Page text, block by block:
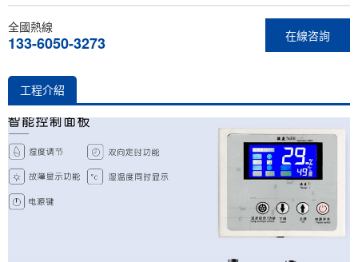
在線咨詢
全國熱線
133-6050-3273
工程介紹